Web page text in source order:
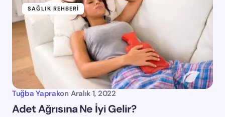
SAĞLIK REHBERI
Tuğba Yaprakon Aralık 1, 2022
Adet Ağrısına Ne İyi Gelir?